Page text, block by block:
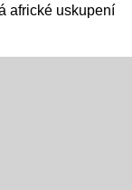
africké uskupení
jak pro